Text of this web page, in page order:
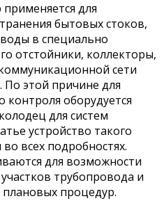
для
бытовых стоков,
в специально
отстойники, коллекторы,
сети
этой причине для
контроля оборудуется
для систем
устройство такого
всех подробностях.
для возможности
трубопровода и
процедур.